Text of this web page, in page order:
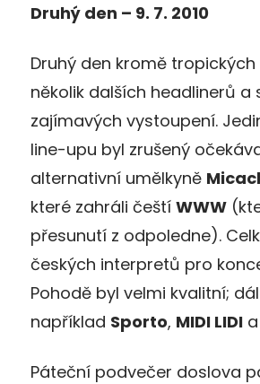
Druhý den – 9. 7. 2010
Druhý den kromě
několik dalších headlinerů a
zajímavých vystoupení.
line-upu byl zrušený
alternativní umělkyně
které zahráli čeští WWW
přesunutí z odpoledne).
českých interpretů pro
Pohodě byl velmi kvalitní;
například Sporto, MIDI LIDI a
Páteční podvečer doslova